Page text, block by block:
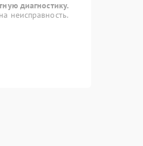
диагностику.
неисправность.